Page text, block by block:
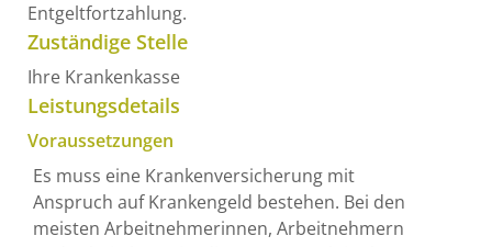
Entgeltfortzahlung.
Zuständige Stelle
Ihre Krankenkasse
Leistungsdetails
Voraussetzungen
Es muss eine Krankenversicherung mit
Anspruch auf Krankengeld bestehen. Bei den
meisten Arbeitnehmerinnen, Arbeitnehmern